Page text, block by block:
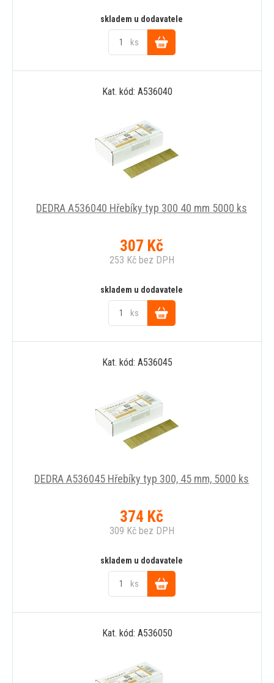
skladem u dodavatele
ks
Do
košíku
Kat. kód: A536040
DEDRA A536040 Hřebíky typ 300 40 mm 5000 ks
307 Kč
253 Kčbez DPH
skladem u dodavatele
ks
Do
košíku
Kat. kód: A536045
DEDRA A536045 Hřebíky typ 300, 45 mm, 5000 ks
374 Kč
309 Kčbez DPH
skladem u dodavatele
ks
Do
košíku
Kat. kód: A536050